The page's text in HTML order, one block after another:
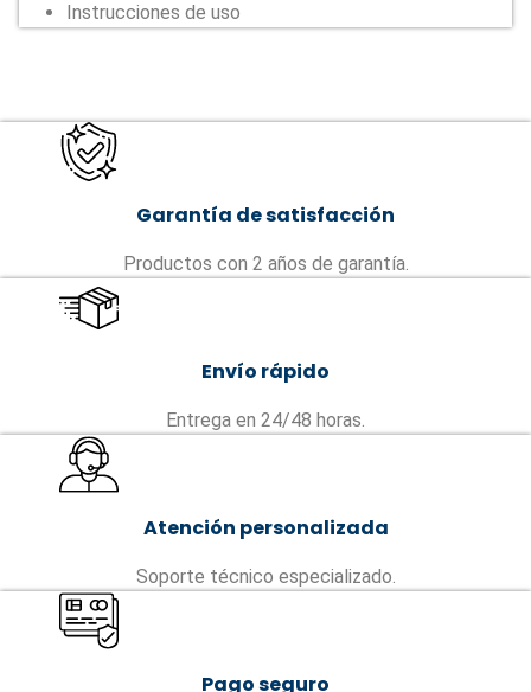
Instrucciones de uso
Garantía de satisfacción
Productos con 2 años de garantía.
Envío rápido
Entrega en 24/48 horas.
Atención personalizada
Soporte técnico especializado.
Pago seguro